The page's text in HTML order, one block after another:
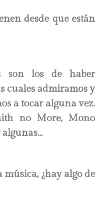
desde que están
son los de haber
cuales admiramos y
a tocar alguna vez.
no More, Mono
música, ¿hay algo de